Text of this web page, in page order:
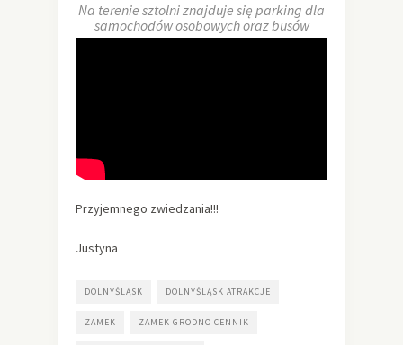
Na terenie sztolni znajduje się parking dla
samochodów osobowych oraz busów
Przyjemnego zwiedzania!!!
Justyna
DOLNYŚLĄSK DOLNYŚLĄSK ATRAKCJE
ZAMEK ZAMEK GRODNO CENNIK